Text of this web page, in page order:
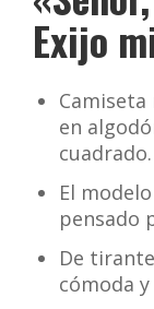
Exijo
en
El
pensado
De
cómoda